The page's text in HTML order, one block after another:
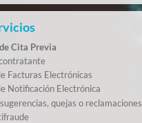
Cita Previa
Facturas Electrónicas
Notificación Electrónica
quejas o reclamaciones